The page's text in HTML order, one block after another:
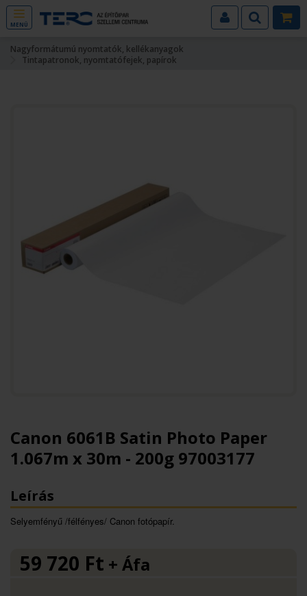
MENÜ
Nagyformátumú nyomtatók, kellékanyagok
Tintapatronok, nyomtatófejek, papírok
Canon 6061B Satin Photo Paper
1.067m x 30m - 200g 97003177
Leírás
Selyemfényű /félfényes/ Canon fotópapír.
59 720 Ft + Áfa